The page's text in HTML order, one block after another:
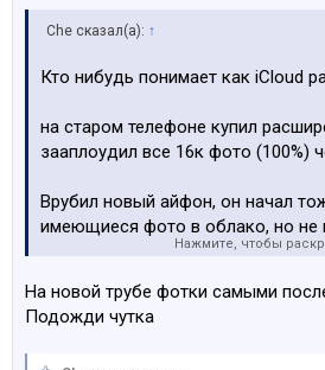
Che сказал(а): ↑
Кто нибудь понимает как iCloud
на старом телефоне купил
зааплоудил все 16к фото (100%)
Врубил новый айфон, он начал
имеющиеся фото в облако, но не
имеющиеся пока что из облака.
Пока происходит загрузка в
Нажмите, чтобы
На новой трубе фотки самыми
Подожди чутка